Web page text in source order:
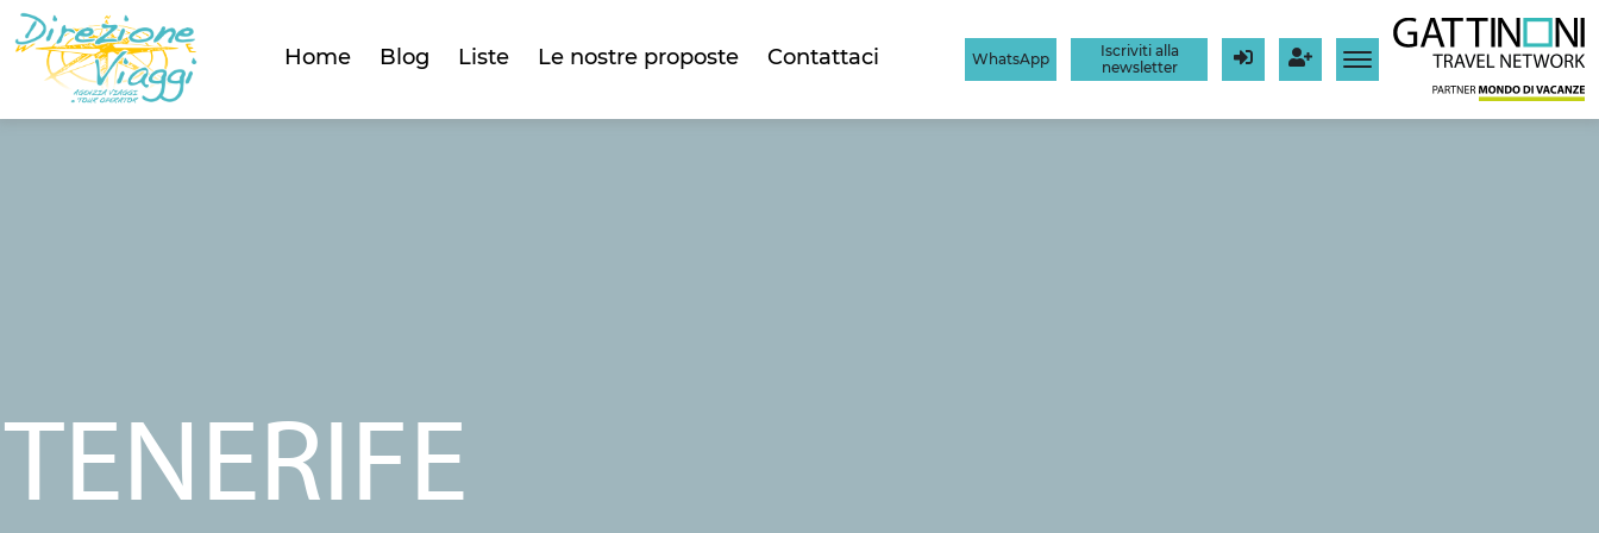
Home Blog Liste Le nostre proposte Contattaci WhatsApp
Iscriviti alla
newsletter
Registrati
TENERIFE